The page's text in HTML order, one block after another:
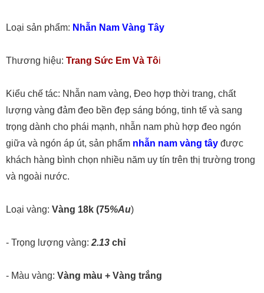
Loại sản phẩm: Nhẫn Nam Vàng Tây
Thương hiệu: Trang Sức Em Và Tôi
Kiểu chế tác: Nhẫn nam vàng, Đeo hợp thời trang, chất
lượng vàng đảm đeo bền đẹp sáng bóng, tinh tế và sang
trọng dành cho phái mạnh, nhẫn nam phù hợp đeo ngón
giữa và ngón áp út, sản phẩm nhẫn nam vàng tây được
khách hàng bình chọn nhiều năm uy tín trên thị trường trong
và ngoài nước.
Loại vàng: Vàng 18k (75%Au)
- Trọng lượng vàng: 2.13 chỉ
- Màu vàng: Vàng màu + Vàng trắng